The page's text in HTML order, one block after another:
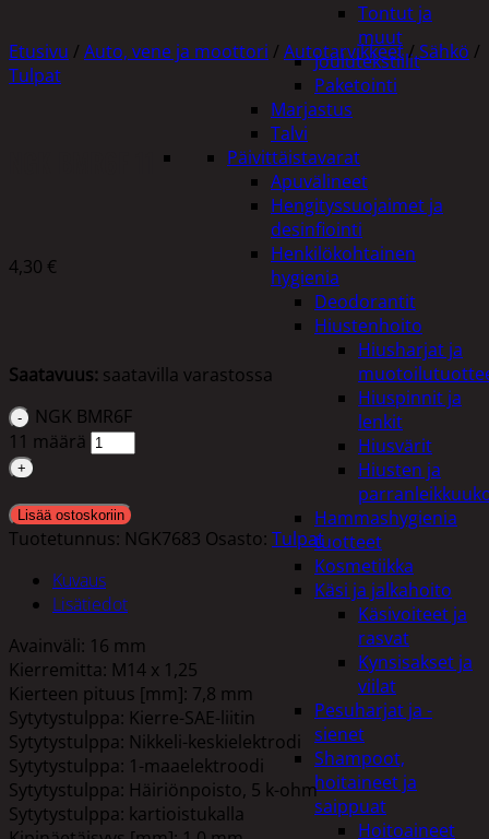
Tontut ja
muut
Joulutekstiilit
Paketointi
Marjastus
Talvi
Päivittäistavarat
Apuvälineet
Hengityssuojaimet ja
desinfiointi
Henkilökohtainen
hygienia
Deodorantit
Hiustenhoito
Hiusharjat ja
Hiuspinnit ja
lenkit
Hiusvärit
Hiusten ja
Hammashygienia
tuotteet
Kosmetiikka
Käsi ja jalkahoito
Käsivoiteet ja
rasvat
Kynsisakset ja
viilat
Pesuharjat ja -
sienet
Shampoot,
hoitaineet ja
saippuat
Hoitoaineet
Etusivu / Auto, vene ja moottori / Autotarvikkeet / Sähkö /
Tulpat
4,30 €
Saatavuus: saatavilla varastossa
NGK BMR6F
11 määrä
Lisää ostoskoriin
Tuotetunnus: NGK7683 Osasto: Tulpat
Kuvaus
Lisätiedot
Avainväli: 16 mm
Kierremitta: M14 x 1,25
Kierteen pituus [mm]: 7,8 mm
Sytytystulppa: Kierre-SAE-liitin
Sytytystulppa: Nikkeli-keskielektrodi
Sytytystulppa: 1-maaelektroodi
Sytytystulppa: Häiriönpoisto, 5 k-ohm
Sytytystulppa: kartioistukalla